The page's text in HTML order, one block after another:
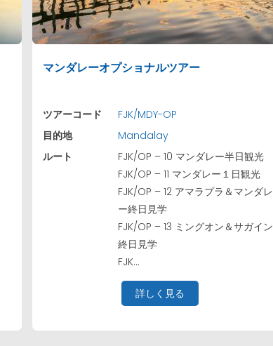
マンダレーオプショナルツアー
ツアーコード
FJK/MDY-OP
目的地
Mandalay
ルート
FJK/OP – 10 マンダレー半日観光
FJK/OP – 11 マンダレー１日観光
FJK/OP – 12 アマラプラ＆マンダレ
ー終日見学
FJK/OP – 13 ミングオン＆サガイン
終日見学
FJK...
詳しく見る